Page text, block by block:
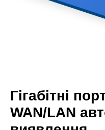
Гігабітні
WAN/LAN